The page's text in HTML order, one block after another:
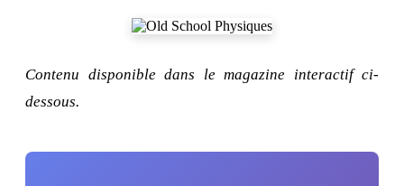
Contenu disponible dans le magazine interactif ci-
dessous.